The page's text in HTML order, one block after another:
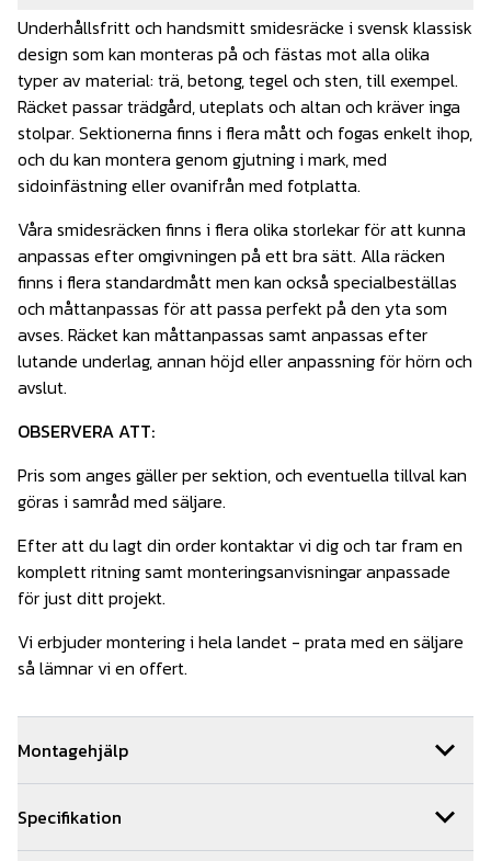
Underhållsfritt och handsmittsmidesräcke i svensk klassisk
design som kan monteras på och fästas mot alla olika
typer av material: trä, betong, tegel och sten, till exempel.
Räcket passar trädgård, uteplats och altan och kräver inga
stolpar. Sektionerna finns i flera mått och fogas enkelt ihop,
och du kan montera genom gjutning i mark, med
sidoinfästning eller ovanifrån med fotplatta.
Våra smidesräcken finns i flera olika storlekar för att kunna
anpassas efter omgivningen på ett bra sätt. Alla räcken
finns i flera standardmått men kan också specialbeställas
och måttanpassas för att passa perfekt på den yta som
avses. Räcket kan måttanpassas samt anpassas efter
lutande underlag, annan höjd eller anpassning för hörn och
avslut.
OBSERVERA ATT:
Pris som anges gäller per sektion, och eventuella tillval kan
göras i samråd med säljare.
Efter att du lagt din order kontaktar vi dig och tar fram en
komplett ritning samt monteringsanvisningar anpassade
för just ditt projekt.
Vi erbjuder montering i hela landet - prata med en säljare
så lämnar vi en offert.
Montagehjälp
beställer montage av oss får ni 5 års montage och
materialgaranti. Vi samarbetar med ett brett nätverk av
Specifikation